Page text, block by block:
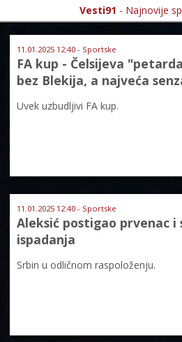
Vesti91 - Najnovije
11.01.2025 12:40 - Sportske
FA kup - Čelsijeva
bez Blekija, a najveća
Uvek uzbudljivi FA kup.
11.01.2025 12:40 - Sportske
Aleksić postigao prvenac i
ispadanja
Srbin u odličnom raspoloženju.